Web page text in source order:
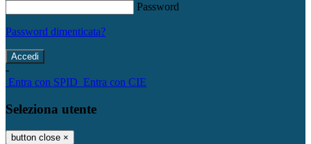
Password
Password dimenticata?
-
Entra con SPID Entra con CIE
Seleziona utente
button close ×